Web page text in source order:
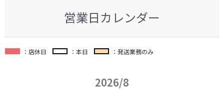
営業日カレンダー
：店休日 ：本日 ：発送業務のみ
2026/8